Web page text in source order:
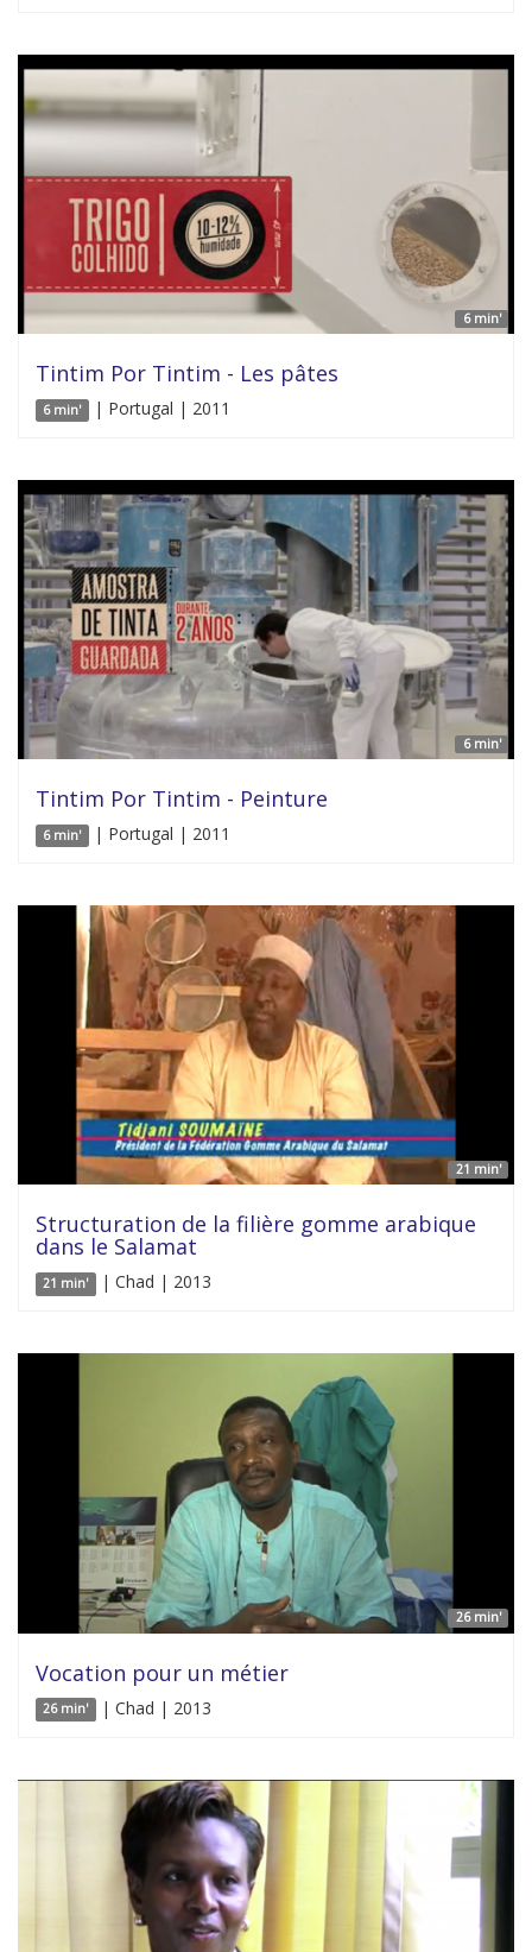
6 min'
Tintim Por Tintim - Les pâtes
6 min' | Portugal | 2011
6 min'
Tintim Por Tintim - Peinture
6 min' | Portugal | 2011
21 min'
Structuration de la filière gomme arabique
dans le Salamat
21 min' | Chad | 2013
26 min'
Vocation pour un métier
26 min' | Chad | 2013